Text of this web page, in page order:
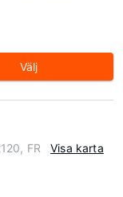
Välj
FR Visa karta